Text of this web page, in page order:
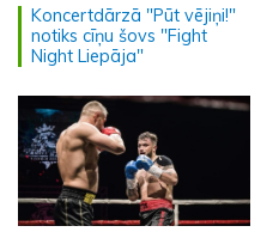
Koncertdārzā "Pūt vējiņi!"
notiks cīņu šovs "Fight
Night Liepāja"